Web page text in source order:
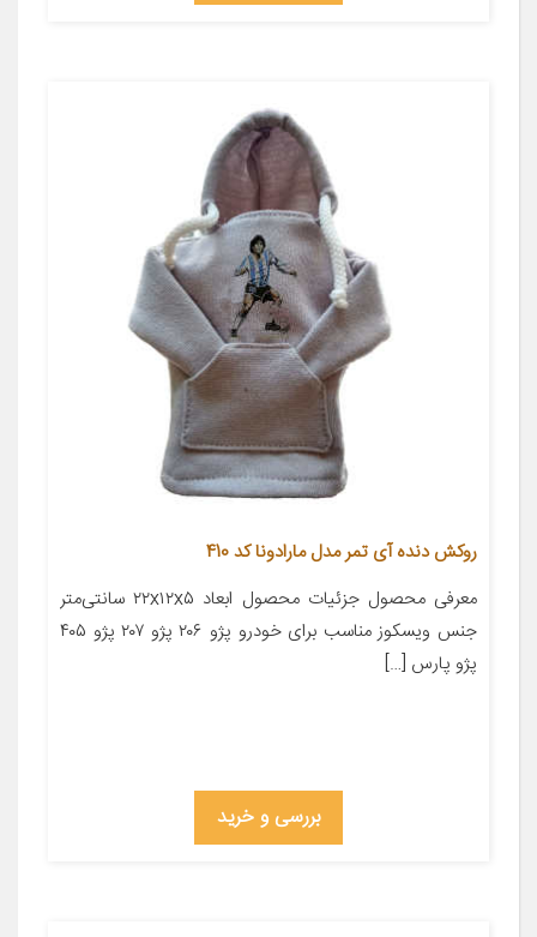
روکش دنده آی تمر مدل مارادونا کد 410
معرفی محصول جزئیات محصول ابعاد ۲۲x۱۲x۵ سانتی‌متر
جنس ویسکوز مناسب برای خودرو پژو ۲۰۶ پژو ۲۰۷ پژو ۴۰۵
پژو پارس […]
بررسی و خرید